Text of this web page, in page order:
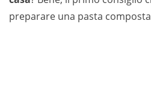
preparare una pasta